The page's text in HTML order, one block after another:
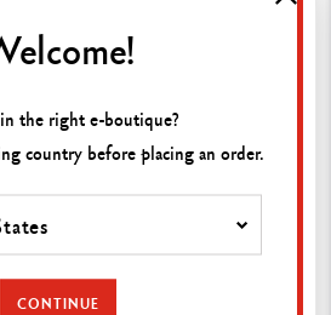
the right e-boutique?
country before placing an order.
CONTINUE